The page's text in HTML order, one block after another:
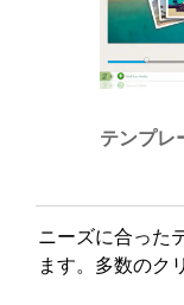
テンプレ
ニーズに合った
ます。多数のク